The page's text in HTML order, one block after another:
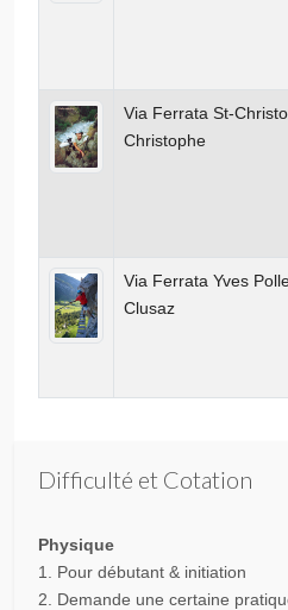
Via Ferrata St-
Christophe
Via Ferrata Yves
Clusaz
Difficulté et Cotation
Physique
1. Pour débutant & initiation
2. Demande une certaine